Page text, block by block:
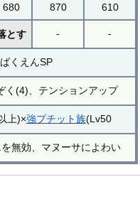
680 870 610
とす - -
くえんSP
く(4)、テンションアップ
上)×強プチット族(Lv50
無効、マヌーサによわい